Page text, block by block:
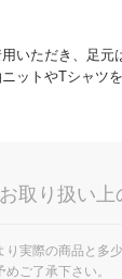
いただき、足元
ットやTシャツ
お取り扱い上
り実際の商品と多
ご了承下さい。